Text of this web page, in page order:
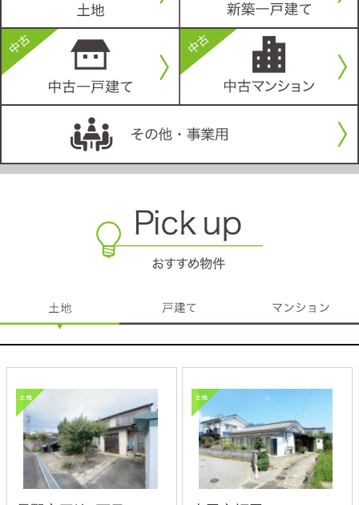
長野市三輪2丁目
1,650万円
土地面積：62.31坪
上田市福田
699万円
土地面積：62.00坪
松本市波田字波多
350万円
土地面積：64.20坪
北信地域 東信地域 中南信地域